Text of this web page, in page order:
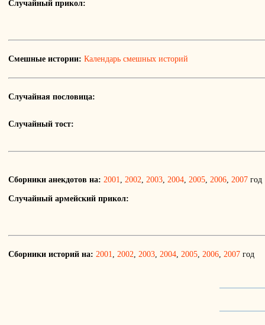
Случайный прикол:
Смешные истории: Календарь смешных историй
Случайная пословица:
Случайный тост:
Сборники анекдотов на: 2001, 2002, 2003, 2004, 2005, 2006, 2007 год
Случайный армейский прикол:
Сборники историй на: 2001, 2002, 2003, 2004, 2005, 2006, 2007 год